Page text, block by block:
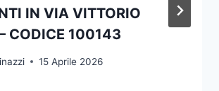
IN VIA VITTORIO
CODICE 100143
15 Aprile 2026